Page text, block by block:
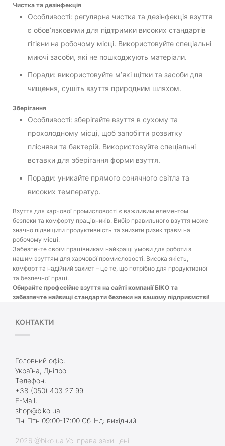
Чистка та дезінфекція
Особливості: регулярна чистка та дезінфекція взуття
є обов’язковими для підтримки високих стандартів
гігієни на робочому місці. Використовуйте спеціальні
миючі засоби, які не пошкоджують матеріали.
Поради: використовуйте м’які щітки та засоби для
чищення, сушіть взуття природним шляхом.
Зберігання
Особливості: зберігайте взуття в сухому та
прохолодному місці, щоб запобігти розвитку
плісняви та бактерій. Використовуйте спеціальні
вставки для зберігання форми взуття.
Поради: уникайте прямого сонячного світла та
високих температур.
Взуття для харчової промисловості є важливим елементом
безпеки та комфорту працівників. Вибір правильного взуття може
значно підвищити продуктивність та знизити ризик травм на
робочому місці.
Забезпечте своїм працівникам найкращі умови для роботи з
нашим взуттям для харчової промисловості. Висока якість,
комфорт та надійний захист – це те, що потрібно для продуктивної
та безпечної праці.
Обирайте професійне взуття на сайті компанії БІКО та
забезпечте найвищі стандарти безпеки на вашому підприємстві!
КОНТАКТИ
Головний офіс:
Україна, Дніпро
Телефон:
+38 (050) 403 27 99
E-Mail:
shop@biko.ua
Пн-Птн 09:00-17:00 Сб-Нд: вихідний
2026 @biko.ua Усі права захищені